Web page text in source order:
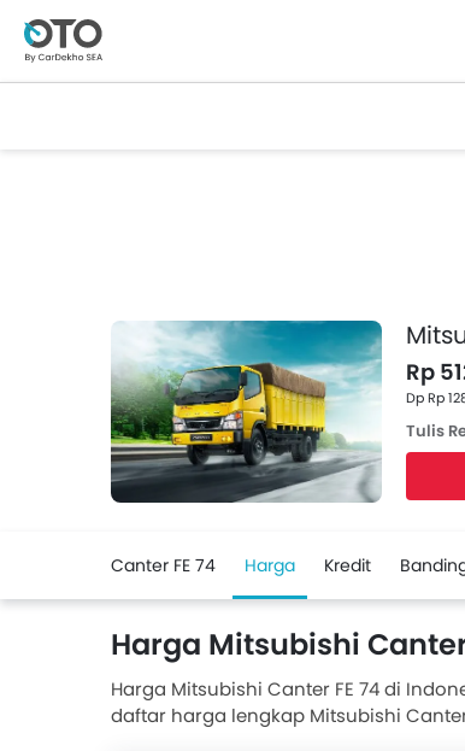
Rp
Dp Rp
Tulis
Canter FE 74 Harga Kredit
Harga Mitsubishi
Harga Mitsubishi Canter FE 74 di
daftar harga lengkap Mitsubishi